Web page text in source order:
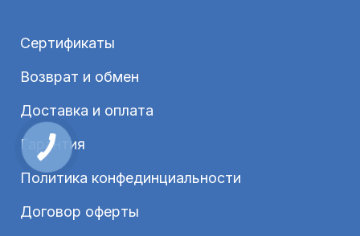
Сертификаты
Возврат и обмен
Доставка и оплата
Гарантия
Политика конфединциальности
Договор оферты